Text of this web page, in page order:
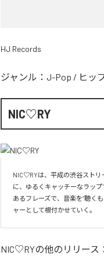
HJ Records
ジャンル： J-Pop / ヒッ
NIC♡RY
NIC♡RYは、平成の渋谷ストリ
に、ゆるくキャッチーなラッ
あるフレーズで、音楽を“聴く
ャーとして根付かせていく。
NIC♡RYの他のリリース